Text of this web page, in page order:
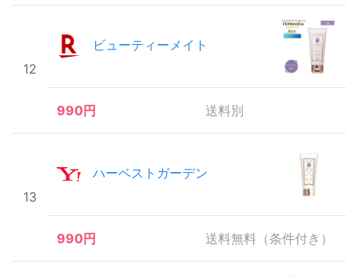
12
ビューティーメイト
990円 送料別
13
ハーベストガーデン
990円 送料無料（条件付き）